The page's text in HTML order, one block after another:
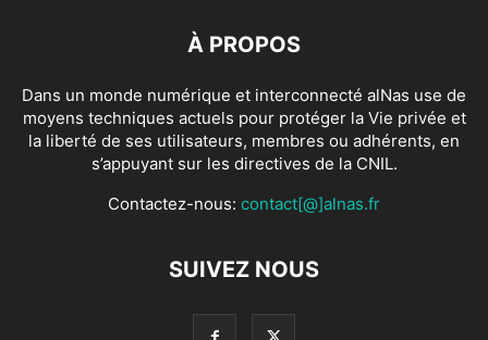
À PROPOS
Dans un monde numérique et interconnecté alNas use de
moyens techniques actuels pour protéger la Vie privée et
la liberté de ses utilisateurs, membres ou adhérents, en
s’appuyant sur les directives de la CNIL.
Contactez-nous: contact[@]alnas.fr
SUIVEZ NOUS